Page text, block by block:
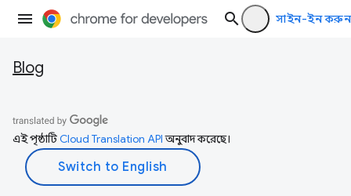
সাইন-ইন করুন
Blog
এই পৃষ্ঠাটিCloud Translation APIঅনুবাদ করেছে।